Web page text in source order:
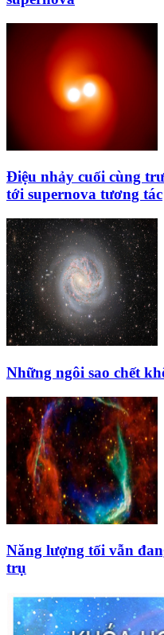
Điệu nhảy cuối cùng
tới supernova tương tác
Những ngôi sao chết
Năng lượng tối vẫn
trụ